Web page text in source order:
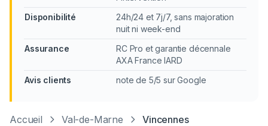
Disponibilité
24h/24 et 7j/7, sans majoration
nuit ni week-end
Assurance
RC Pro et garantie décennale
AXA France IARD
Avis clients
note de 5/5 sur Google
Accueil Val-de-Marne Vincennes